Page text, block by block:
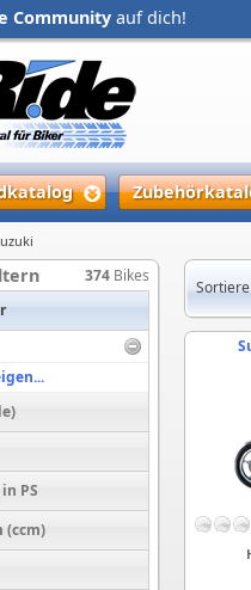
Community auf dich!
374 Bikes
PS
(ccm)
(km/h)